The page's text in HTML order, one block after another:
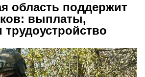
область поддержит
выплаты,